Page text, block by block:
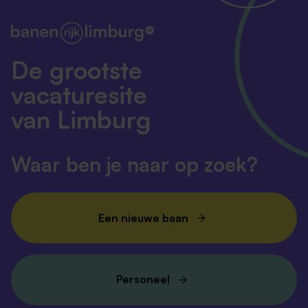
De grootste
vacaturesite
van Limburg
Waar ben je naar op zoek?
Een nieuwe baan
Personeel